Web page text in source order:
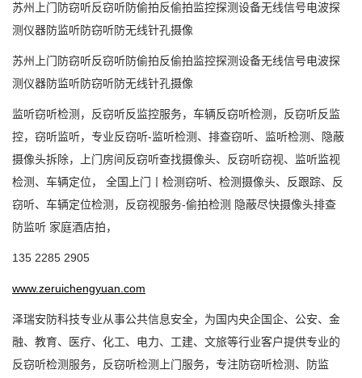
苏州上门防窃听反窃听防偷拍反偷拍监控探测设备无线信号电波探
测仪器防监听防窃听防无线针孔摄像
苏州上门防窃听反窃听防偷拍反偷拍监控探测设备无线信号电波探
测仪器防监听防窃听防无线针孔摄像
监听窃听检测，反窃听反监控服务，车辆反窃听检测，反窃听反监
控，窃听监听，专业反窃听-监听检测、排查窃听、监听检测、隐蔽
摄像头拆除，上门房间反窃听查找摄像头、反窃听窃视、监听监视
检测、车辆定位，
全国上门丨检测窃听、检测摄像头、反跟踪、反
窃听、车辆定位检测，反窃视服务-偷拍检测 隐蔽尽快摄像头排查
防监听 家庭酒店拍，
135 2285 2905
www.zeruichengyuan.com
泽瑞安防科技专业从事公共信息安全，为国内央企国企、公安、金
融、教育、医疗、化工、电力、工建、文旅等行业客户提供专业的
反窃听检测服务，反窃听检测上门服务， 专注防窃听检测、防监